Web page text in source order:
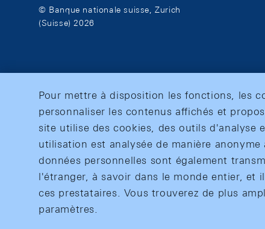
© Banque nationale suisse, Zurich
(Suisse) 2026
Pour mettre à disposition les fonctions, les
personnaliser les contenus affichés et
site utilise des cookies, des outils d'analyse
utilisation est analysée de manière
données personnelles sont également
l'étranger, à savoir dans le monde entier,
ces prestataires. Vous trouverez de plus
paramètres.